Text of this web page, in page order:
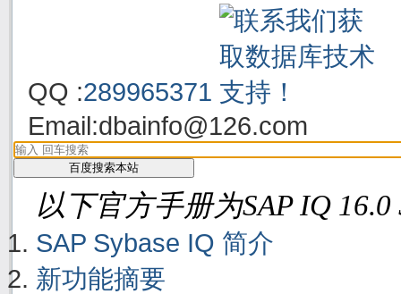
QQ :289965371
Email:dbainfo@126.com
以下官方手册为SAP IQ
SAP Sybase IQ 简介
新功能摘要